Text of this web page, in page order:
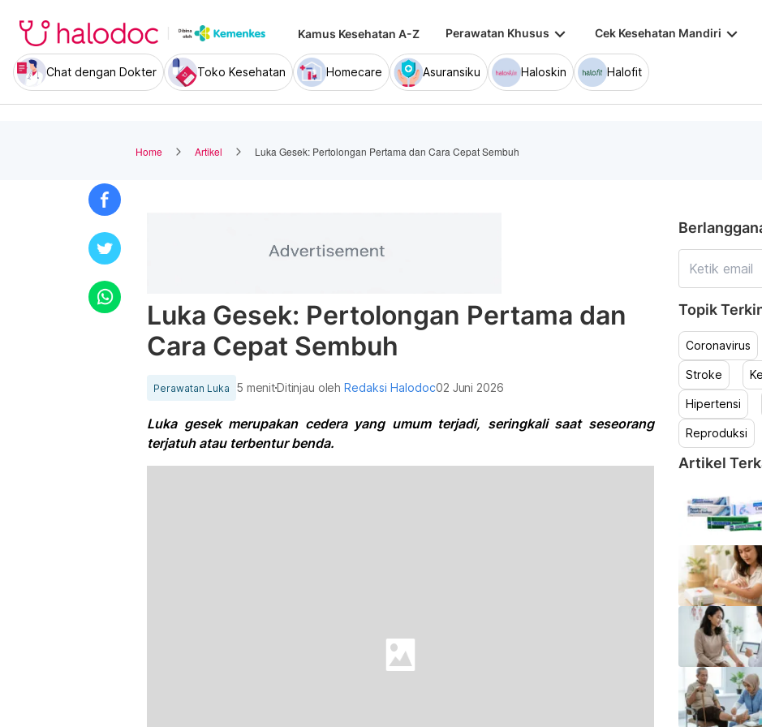
Kamus Kesehatan A-Z Perawatan Khusus keyboard_arrow_down Cek Kesehatan Mandiri keyboard_arrow_down
Chat dengan Dokter Toko Kesehatan Homecare Asuransiku Haloskin Halofit
Home Artikel Luka Gesek: Pertolongan Pertama dan Cara Cepat Sembuh
Luka Gesek: Pertolongan Pertama dan
Cara Cepat Sembuh
Perawatan Luka 5 menitDitinjau olehRedaksi Halodoc02 Juni 2026
Luka gesek merupakan cedera yang umum terjadi, seringkali saat seseorang
terjatuh atau terbentur benda.
Topik
Coronavirus
Stroke
Hipertensi
Reproduksi
Artikel